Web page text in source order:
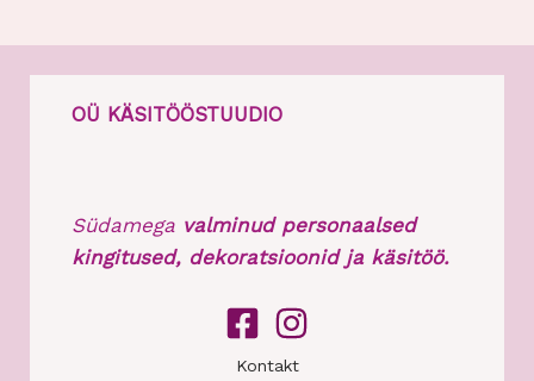
OÜ KÄSITÖÖSTUUDIO
Südamega valminud personaalsed
kingitused, dekoratsioonid ja käsitöö.
Kontakt